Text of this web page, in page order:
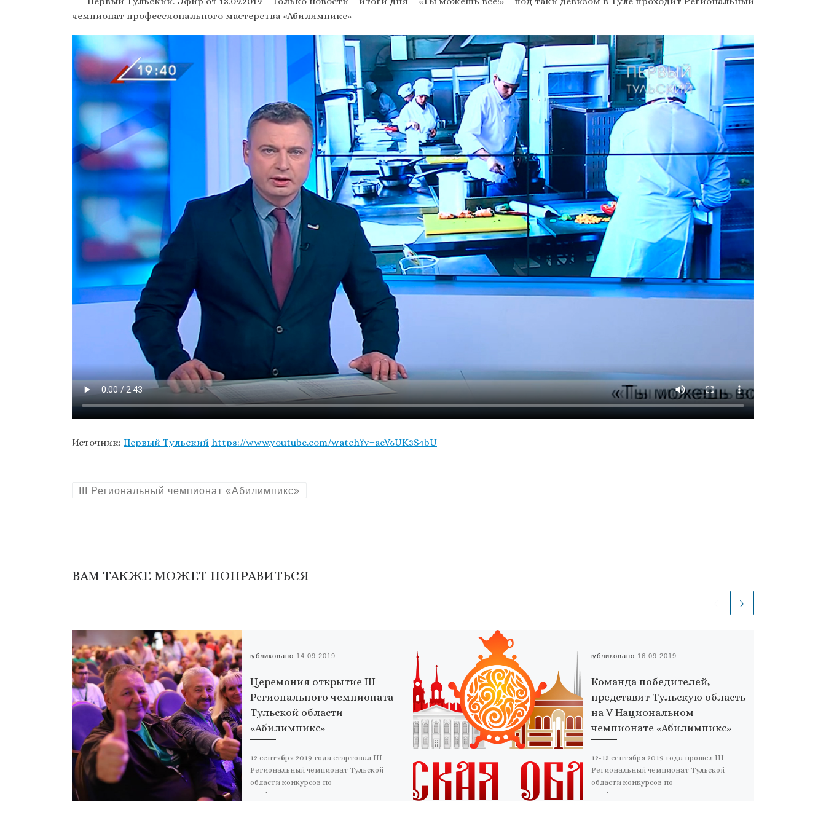
чемпионат профессионального мастерства «Абилимпикс»
Источник: Первый Тульский https://www.youtube.com/watch?v=aeV6UK3S4bU
III Региональный чемпионат «Абилимпикс»
ВАМ ТАКЖЕ МОЖЕТ ПОНРАВИТЬСЯ
Опубликовано 14.09.2019
Церемония открытие III
Регионального чемпионата
Тульской области
«Абилимпикс»
12 сентября 2019 года стартовал III
Региональный чемпионат Тульской
области конкурсов по
профессиональному мастерству среди
Опубликовано 16.09.2019
Команда победителей,
представит Тульскую область
на V Национальном
чемпионате «Абилимпикс»
12-13 сентября 2019 года прошел III
Региональный чемпионат Тульской
области конкурсов по
профессиональному мастерству среди